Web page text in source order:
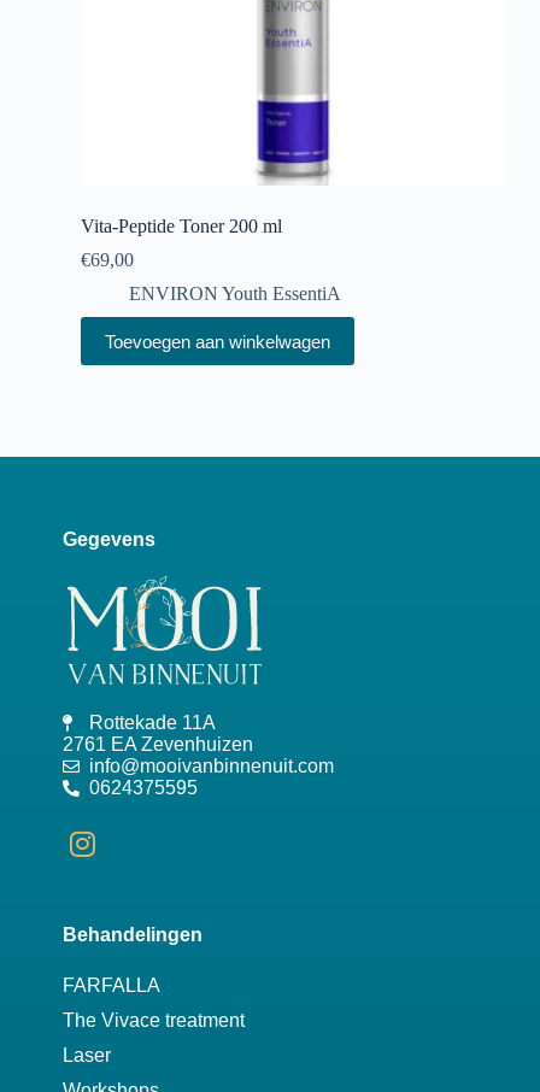
Vita-Peptide Toner 200 ml
€69,00
ENVIRON Youth EssentiA
Toevoegen aan winkelwagen
Gegevens
Rottekade 11A
2761 EA Zevenhuizen
info@mooivanbinnenuit.com
0624375595
Behandelingen
FARFALLA
The Vivace treatment
Laser